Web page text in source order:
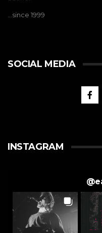
…since 1999
SOCIAL MEDIA
INSTAGRAM
@